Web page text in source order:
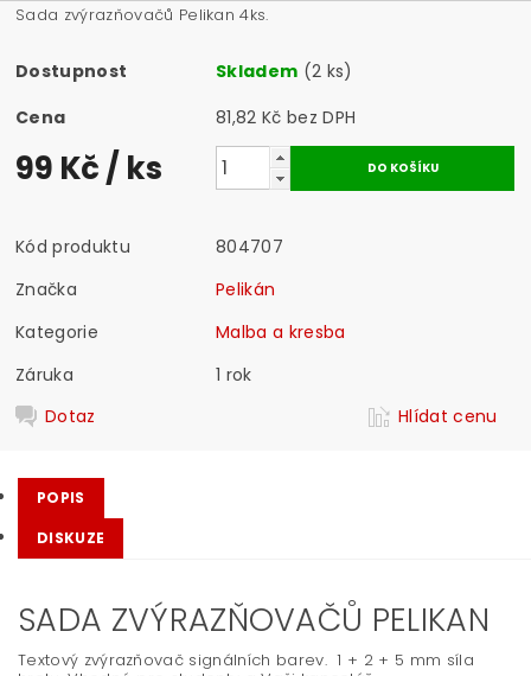
Sada zvýrazňovačů Pelikan 4ks.
Dostupnost Skladem (2 ks)
Cena
81,82 Kč bez DPH
99 Kč/ ks
Kód produktu
804707
Značka
Pelikán
Kategorie
Malba a kresba
Záruka
1 rok
Dotaz
Hlídat cenu
POPIS
DISKUZE
SADA ZVÝRAZŇOVAČŮ PELIKAN
Textový zvýrazňovač signálních barev. 1 + 2 + 5 mm síla